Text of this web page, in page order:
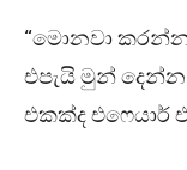
“මොනවා
එපැයි මුන්
එකක්ද එෆෙයාර්